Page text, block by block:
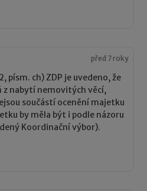
před 7 roky
písm. ch) ZDP je uvedeno, že
z nabytí nemovitých věcí,
součástí ocenění majetku
by měla být i podle názoru
Koordinační výbor).